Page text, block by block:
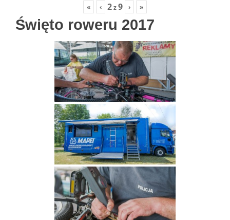
« ‹ 2z9 › »
Święto roweru 2017